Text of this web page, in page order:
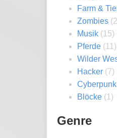
Farm &
Zombies
Musik (15)
Pferde (11)
Wilder
Hacker (7)
Cyberpunk
Blöcke (1)
Genre